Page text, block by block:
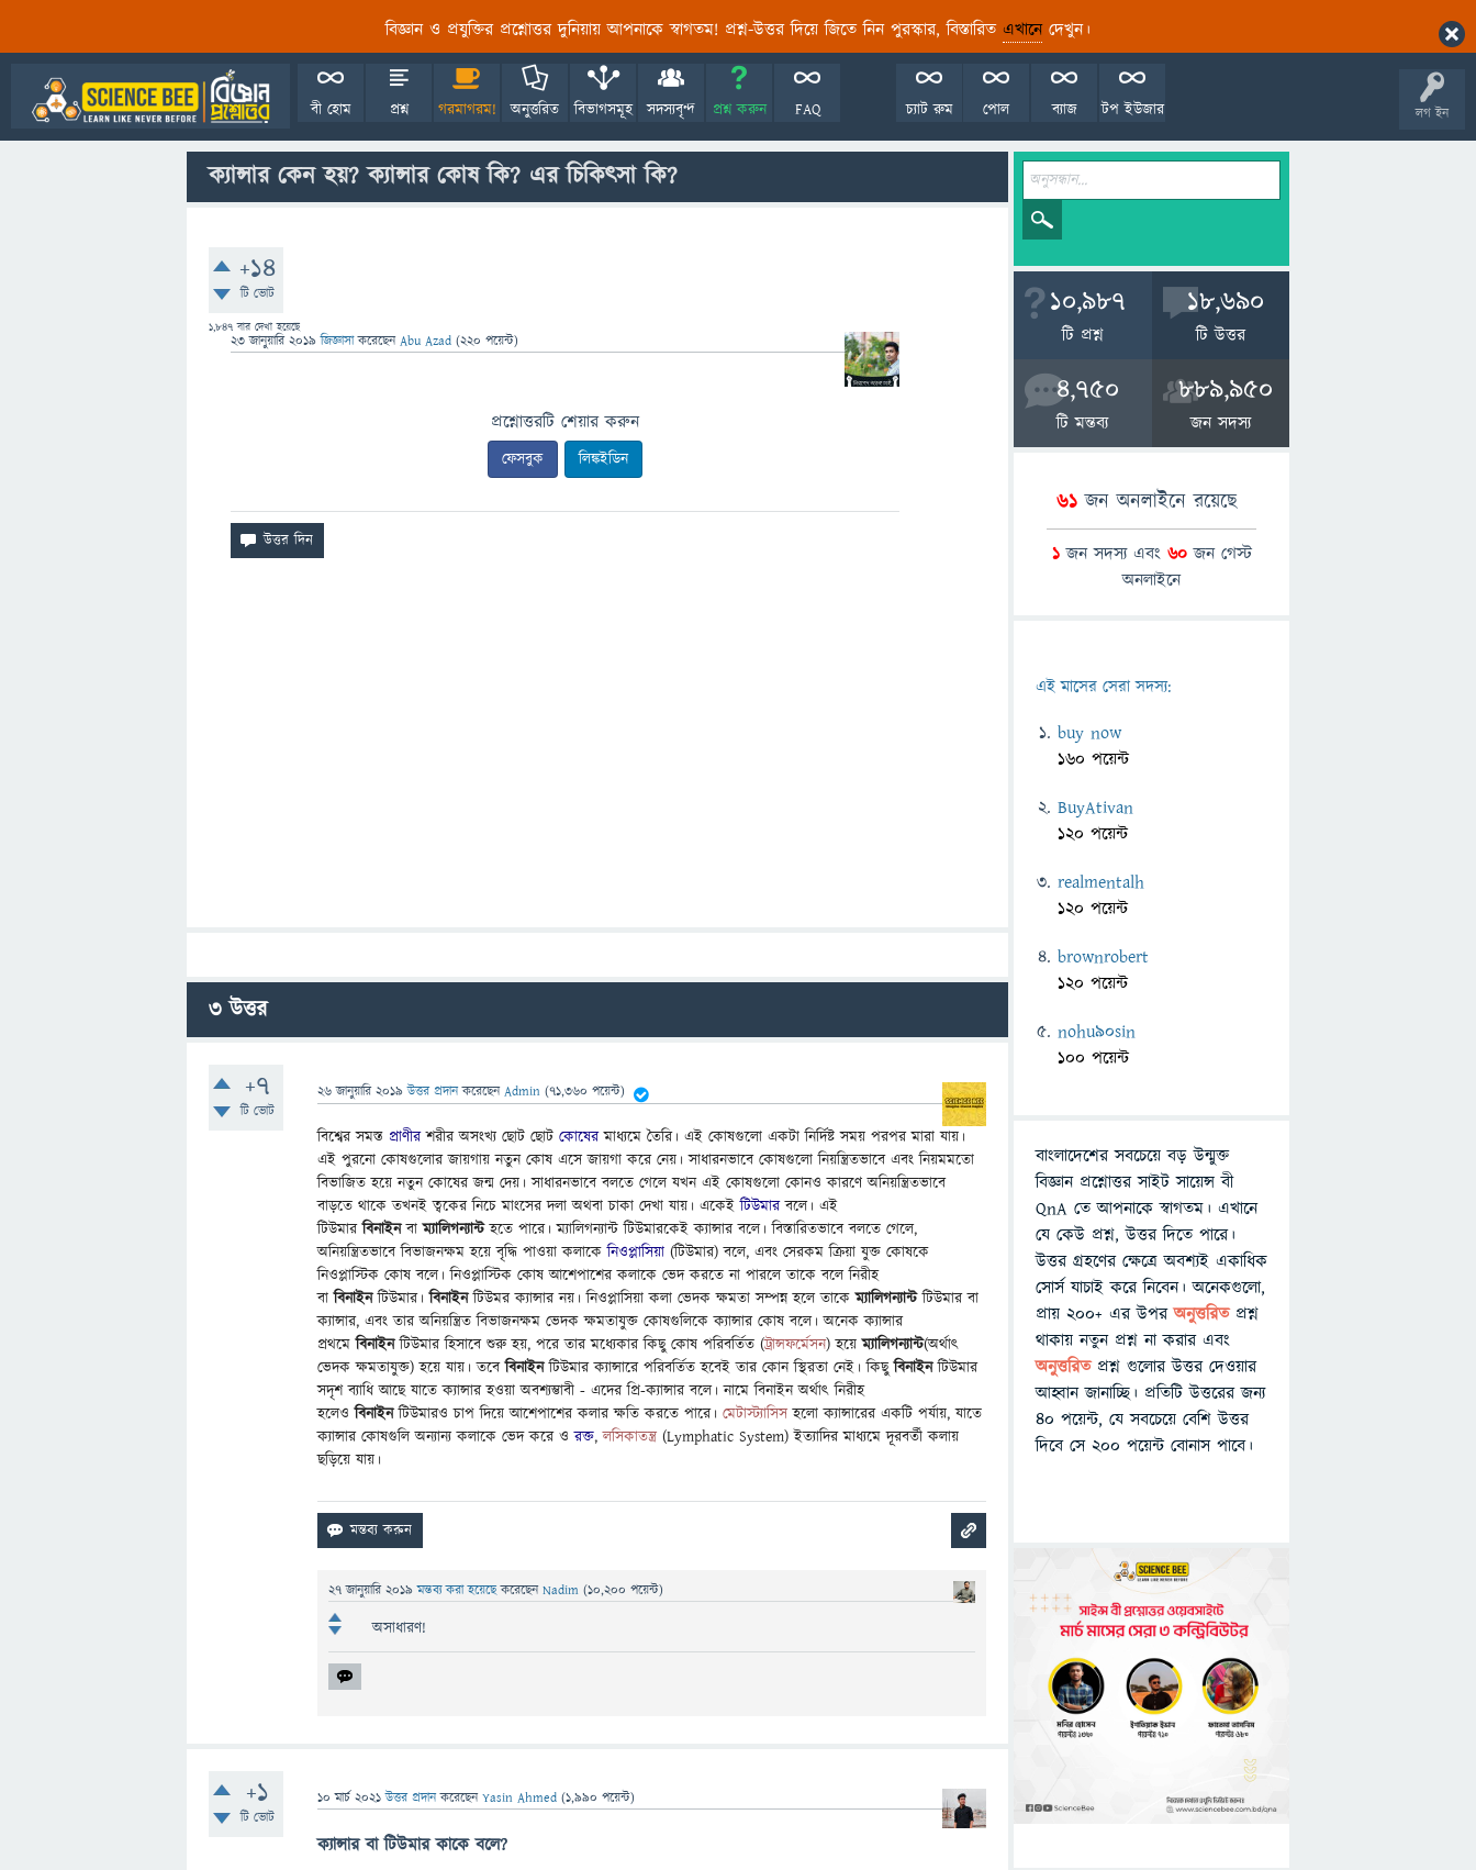
বিজ্ঞান ও প্রযুক্তির প্রশ্নোত্তর দুনিয়ায় আপনাকে স্বাগতম! প্রশ্ন-উত্তর দিয়ে জিতে নিন পুরস্কার, বিস্তারিত এখানেদেখুন।
লগ ইন
বী হোম প্রশ্ন গরমাগরম! অনুত্তরিত বিভাগসমূহ সদস্যবৃন্দ প্রশ্ন করুন FAQ টপ ইউজার
ব্যাজ
পোল
চ্যাট রুম
ক্যান্সার কেন হয়? ক্যান্সার কোষ কি? এর চিকিৎসা কি?
+14
টি ভোট
1,847 বার দেখা হয়েছে
23 জানুয়ারি 2019 জিজ্ঞাসাকরেছেনAbu Azad (220 পয়েন্ট)
প্রশ্নোত্তরটি শেয়ার করুন
ফেসবুক লিঙ্কইডিন
3উত্তর
+7
টি ভোট
26 জানুয়ারি 2019 উত্তর প্রদান করেছেনAdmin (71,360 পয়েন্ট)
বিশ্বের সমস্ত প্রাণীরশরীর অসংখ্য ছোট ছোটকোষেরমাধ্যমে তৈরি। এই কোষগুলো একটা নির্দিষ্ট সময় পরপর মারা যায়।
এই পুরনো কোষগুলোর জায়গায় নতুন কোষ এসে জায়গা করে নেয়। সাধারনভাবে কোষগুলো নিয়ন্ত্রিতভাবে এবং নিয়মমতো
বিভাজিত হয়ে নতুন কোষের জন্ম দেয়। সাধারনভাবে বলতে গেলে যখন এই কোষগুলো কোনও কারণে অনিয়ন্ত্রিতভাবে
বাড়তে থাকে তখনই ত্বকের নিচে মাংসের দলা অথবা চাকা দেখা যায়। একেইটিউমারবলে। এই
টিউমারবিনাইনবাম্যালিগন্যান্টহতে পারে। ম্যালিগন্যান্ট টিউমারকেই ক্যান্সার বলে। বিস্তারিতভাবে বলতে গেলে,
অনিয়ন্ত্রিতভাবে বিভাজনক্ষম হয়ে বৃদ্ধি পাওয়া কলাকেনিওপ্লাসিয়া (টিউমার) বলে, এবং সেরকম ক্রিয়া যুক্ত কোষকে
নিওপ্লাস্টিক কোষ বলে। নিওপ্লাস্টিক কোষ আশেপাশের কলাকে ভেদ করতে না পারলে তাকে বলে নিরীহ
বাবিনাইনটিউমার।বিনাইনটিউমর ক্যান্সার নয়। নিওপ্লাসিয়া কলা ভেদক ক্ষমতা সম্পন্ন হলে তাকেম্যালিগন্যান্টটিউমার বা
ক্যান্সার, এবং তার অনিয়ন্ত্রিত বিভাজনক্ষম ভেদক ক্ষমতাযুক্ত কোষগুলিকে ক্যান্সার কোষ বলে। অনেক ক্যান্সার
প্রথমেবিনাইনটিউমার হিসাবে শুরু হয়, পরে তার মধ্যেকার কিছু কোষ পরিবর্তিত (ট্রান্সফর্মেসন) হয়েম্যালিগন্যান্ট(অর্থাৎ
ভেদক ক্ষমতাযুক্ত) হয়ে যায়। তবেবিনাইনটিউমার ক্যান্সারে পরিবর্তিত হবেই তার কোন স্থিরতা নেই। কিছুবিনাইনটিউমার
সদৃশ ব্যাধি আছে যাতে ক্যান্সার হওয়া অবশ্যম্ভাবী - এদের প্রি-ক্যান্সার বলে। নামে বিনাইন অর্থাৎ নিরীহ
হলেওবিনাইনটিউমারও চাপ দিয়ে আশেপাশের কলার ক্ষতি করতে পারে।মেটাস্ট্যাসিস হলো ক্যান্সারের একটি পর্যায়, যাতে
ক্যান্সার কোষগুলি অন্যান্য কলাকে ভেদ করে ওরক্ত,লসিকাতন্ত্র (Lymphatic System) ইত্যাদির মাধ্যমে দূরবর্তী কলায়
ছড়িয়ে যায়।
27 জানুয়ারি 2019 মন্তব্য করা হয়েছেকরেছেনNadim (10,200 পয়েন্ট)
অসাধারণ!
+1
টি ভোট
10 মার্চ 2021 উত্তর প্রদান করেছেনYasin Ahmed (1,990 পয়েন্ট)
ক্যান্সার বা টিউমার কাকে বলে?
10,987
টি প্রশ্ন
18,690
টি উত্তর
4,750
টি মন্তব্য
889,950
জন সদস্য
61 জন অনলাইনে রয়েছে
1জন সদস্য এবং 60জন গেস্ট
অনলাইনে
এই মাসের সেরা সদস্য:
buy now
160 পয়েন্ট
BuyAtivan
120 পয়েন্ট
realmentalh
120 পয়েন্ট
brownrobert
120 পয়েন্ট
nohu90sin
100 পয়েন্ট
বাংলাদেশের সবচেয়ে বড় উন্মুক্ত
বিজ্ঞান প্রশ্নোত্তর সাইট সায়েন্স বী
QnA তে আপনাকে স্বাগতম। এখানে
যে কেউ প্রশ্ন, উত্তর দিতে পারে।
উত্তর গ্রহণের ক্ষেত্রে অবশ্যই একাধিক
সোর্স যাচাই করে নিবেন। অনেকগুলো,
প্রায় ২০০+ এর উপরঅনুত্তরিতপ্রশ্ন
থাকায় নতুন প্রশ্ন না করার এবং
অনুত্তরিত প্রশ্ন গুলোর উত্তর দেওয়ার
আহ্বান জানাচ্ছি। প্রতিটি উত্তরের জন্য
৪০ পয়েন্ট, যে সবচেয়ে বেশি উত্তর
দিবে সে ২০০ পয়েন্ট বোনাস পাবে।